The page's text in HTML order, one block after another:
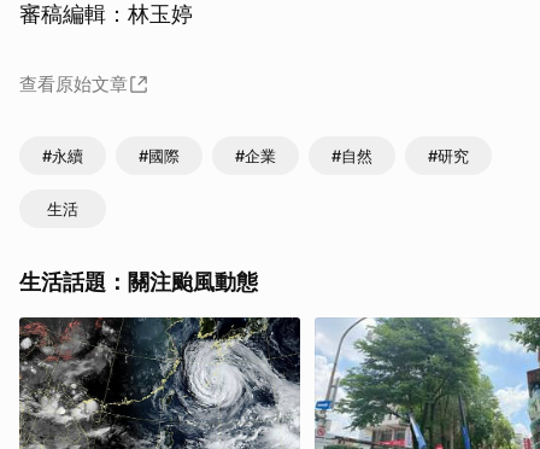
審稿編輯：林玉婷
查看原始文章
#永續 #國際 #企業 #自然 #研究
生活
生活話題：關注颱風動態